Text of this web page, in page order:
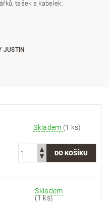
tašek a kabelek.
JUSTIN
Skladem (1 ks)
Skladem
(1 ks)